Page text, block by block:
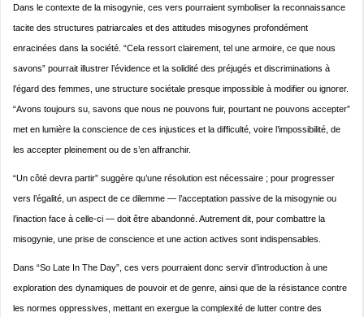
Dans le contexte de la misogynie, ces vers pourraient symboliser la reconnaissance
tacite des structures patriarcales et des attitudes misogynes profondément
enracinées dans la société. “Cela ressort clairement, tel une armoire, ce que nous
savons” pourrait illustrer l’évidence et la solidité des préjugés et discriminations à
l’égard des femmes, une structure sociétale presque impossible à modifier ou ignorer.
“Avons toujours su, savons que nous ne pouvons fuir, pourtant ne pouvons accepter”
met en lumière la conscience de ces injustices et la difficulté, voire l’impossibilité, de
les accepter pleinement ou de s’en affranchir.
“Un côté devra partir” suggère qu’une résolution est nécessaire ; pour progresser
vers l’égalité, un aspect de ce dilemme — l’acceptation passive de la misogynie ou
l’inaction face à celle-ci — doit être abandonné. Autrement dit, pour combattre la
misogynie, une prise de conscience et une action actives sont indispensables.
Dans “So Late In The Day”, ces vers pourraient donc servir d’introduction à une
exploration des dynamiques de pouvoir et de genre, ainsi que de la résistance contre
les normes oppressives, mettant en exergue la complexité de lutter contre des